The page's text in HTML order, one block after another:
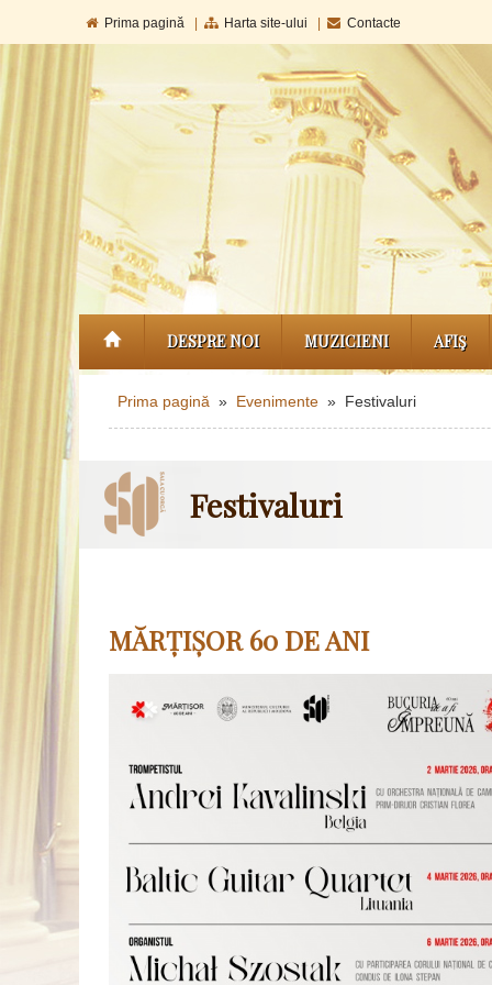
Prima pagină Harta site-ului Contacte
DESPRE NOI MUZICIENI AFIŞ
Prima pagină » Evenimente » Festivaluri
Festivaluri
MĂRȚIȘOR 60 DE ANI